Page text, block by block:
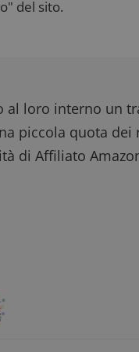
del sito.
loro interno un
piccola quota dei
di Affiliato
il comportamento dei
viene utilizzato per registrare
e analizzare le